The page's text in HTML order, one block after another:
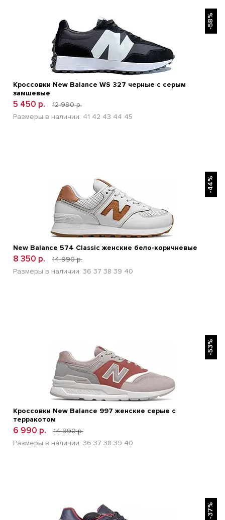
-58%
Кроссовки New Balance WS 327 черные с серым
замшевые
5 450 р.
12 990 р.
Размеры в наличии: 41 42 43 44 45
-44%
New Balance 574 Classic женские бело-коричневые
8 350 р.
14 990 р.
Размеры в наличии: 36 37 38 39 40
-53%
Кроссовки New Balance 997 женские серые с
терракотом
6 990 р.
14 990 р.
Размеры в наличии: 36 37 38 39 40
-37%